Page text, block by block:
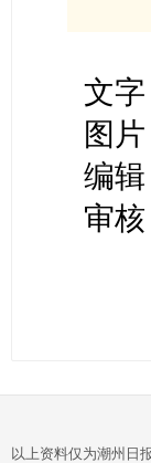
文
图
编
审
以上资料仅为潮州日